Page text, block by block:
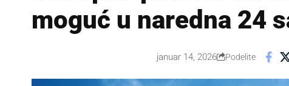
moguć u naredna 24
januar 14, 2026 Podelite